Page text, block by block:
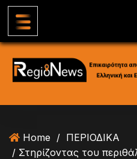
Home / ΠΕΡΙΟΔΙΚΑ